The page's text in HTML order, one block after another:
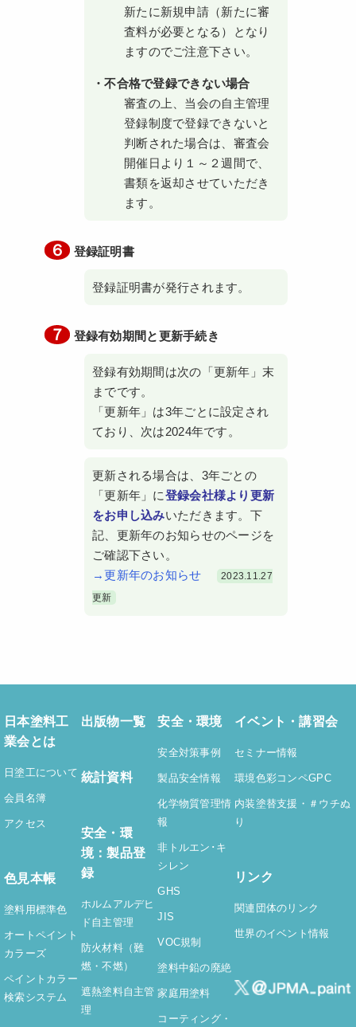
新たに新規申請（新たに審
査料が必要となる）となり
ますのでご注意下さい。
・不合格で登録できない場合
審査の上、当会の自主管理
登録制度で登録できないと
判断された場合は、審査会
開催日より１～２週間で、
書類を返却させていただき
ます。
６ 登録証明書
登録証明書が発行されます。
７ 登録有効期間と更新手続き
登録有効期間は次の「更新年」末
までです。
「更新年」は3年ごとに設定され
ており、次は2024年です。
更新される場合は、3年ごとの
「更新年」に登録会社様より更新
をお申し込みいただきます。下
記、更新年のお知らせのページを
ご確認下さい。
→更新年のお知らせ
2023.11.27
更新
日本塗料工
業会とは
日塗工について
会員名簿
アクセス
色見本帳
塗料用標準色
オートペイント
カラーズ
ペイントカラー
検索システム
出版物一覧
統計資料
安全・環
境：製品登
録
ホルムアルデヒ
ド自主管理
防火材料（難
燃・不燃）
遮熱塗料自主管
理
安全・環境
安全対策事例
製品安全情報
化学物質管理情
報
非トルエン･キ
シレン
GHS
JIS
VOC規制
塗料中鉛の廃絶
家庭用塗料
コーティング・
イベント・講習会
セミナー情報
環境色彩コンペGPC
内装塗替支援 ・＃ウチぬ
り
リンク
関連団体のリンク
世界のイベント情報